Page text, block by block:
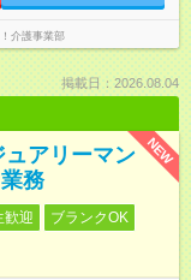
介護事業部
掲載日：2026.08.04
NEW
ュアリーマン
務
歓迎
ブランクOK